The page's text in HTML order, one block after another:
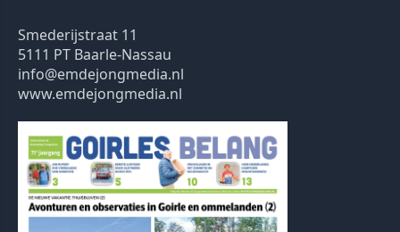
Smederijstraat 11
5111 PT Baarle-Nassau
info@emdejongmedia.nl
www.emdejongmedia.nl